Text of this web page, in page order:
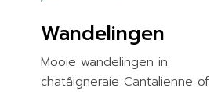
Wandelingen
Mooie wandelingen in
chatâigneraie Cantalienne of